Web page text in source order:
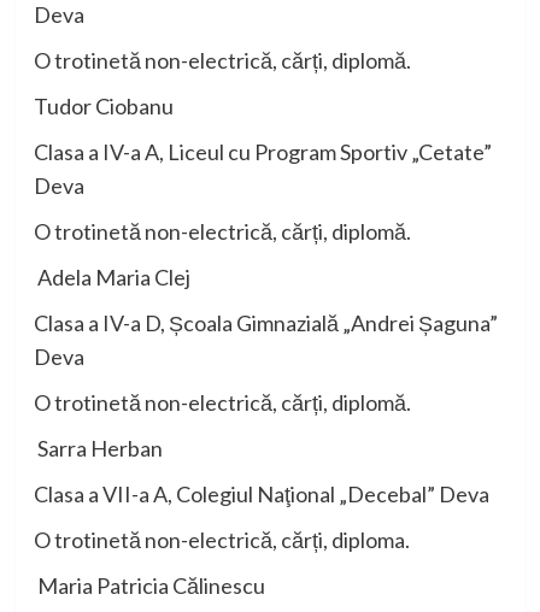
Deva
O trotinetă non-electrică, cărți, diplomă.
Tudor Ciobanu
Clasa a IV-a A, Liceul cu Program Sportiv „Cetate”
Deva
O trotinetă non-electrică, cărți, diplomă.
Adela Maria Clej
Clasa a IV-a D, Școala Gimnazială „Andrei Șaguna”
Deva
O trotinetă non-electrică, cărți, diplomă.
Sarra Herban
Clasa a VII-a A, Colegiul Naţional „Decebal” Deva
O trotinetă non-electrică, cărți, diploma.
Maria Patricia Călinescu